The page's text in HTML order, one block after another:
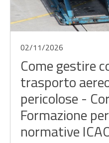
02/11/2026
Come gestire
trasporto
pericolose -
Formazione
normative